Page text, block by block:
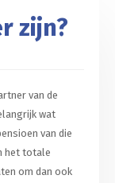
zijn?
van de
wat
van die
het totale
om dan ook